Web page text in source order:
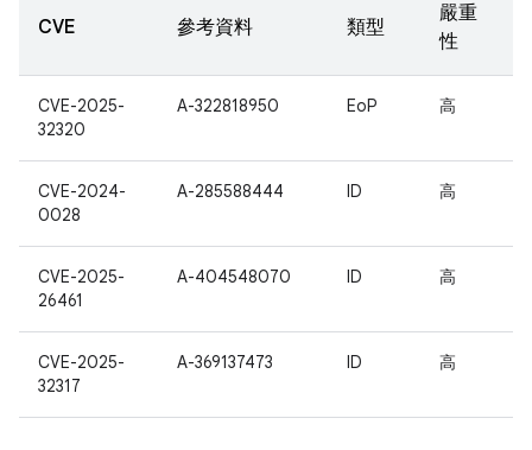
CVE 參考資料 類型
嚴重
性
CVE-2025-
32320
A-322818950 EoP 高
CVE-2024-
0028
A-285588444 ID 高
CVE-2025-
26461
A-404548070 ID 高
CVE-2025-
32317
A-369137473 ID 高